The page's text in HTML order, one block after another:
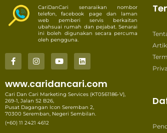
CariDanCari senaraikan nombor
telefon, facebook page dan laman
web pemberi servis berkaitan
ubahsuai rumah dan pejabat. Senarai
ini boleh digunakan secara percuma
oleh pengguna.
www.caridancari.com
Cari Dan Cari Marketing Services (KT0561186-V),
269-1, Jalan S2 B26,
Pusat Dagangan Icon Seremban 2,
70300 Seremban, Negeri Sembilan.
(+60) 11 2421 4612